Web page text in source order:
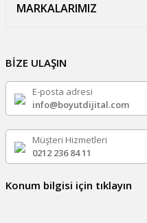
MARKALARIMIZ
BİZE ULAŞIN
E-posta adresi
info@boyutdijital.com
Müşteri Hizmetleri
0212 236 84 11
Konum bilgisi için tıklayın